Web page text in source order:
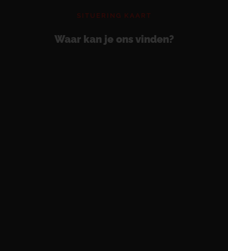
SITUERING KAART
Waar kan je ons vinden?